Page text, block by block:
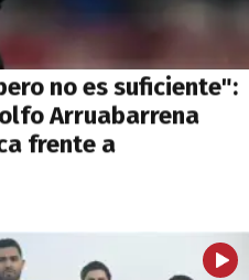
no es suficiente":
Arruabarrena
frente a